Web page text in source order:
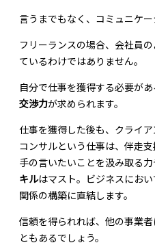
言うまでもなく、コミュニケー
フリーランスの場合、会社員
ているわけではありません。
自分で仕事を獲得する必要があ
交渉力が求められます。
仕事を獲得した後も、クライア
コンサルという仕事は、伴走
手の言いたいことを汲み取る
キルはマスト。ビジネスにお
関係の構築に直結します。
信頼を得られれば、他の事業
ともあるでしょう。